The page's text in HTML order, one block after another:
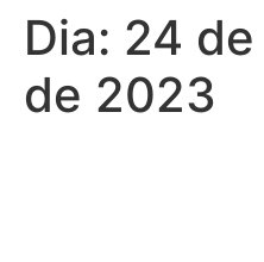
Dia: 24
de 2023